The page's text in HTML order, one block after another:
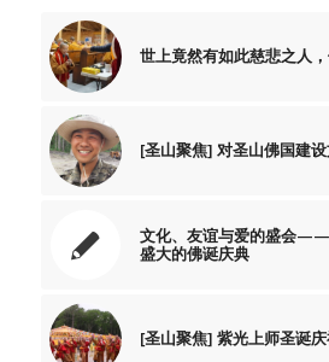
世上竟然有如此慈悲之人
[圣山聚焦] 对圣山佛国建
文化、友谊与爱的盛会
盛大的佛诞庆典
[圣山聚焦] 紫光上师圣诞